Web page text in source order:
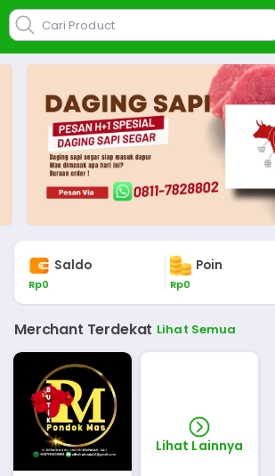
Cari Product
Saldo
Rp0
Poin
Rp0
Merchant Terdekat Lihat Semua
Lihat Lainnya